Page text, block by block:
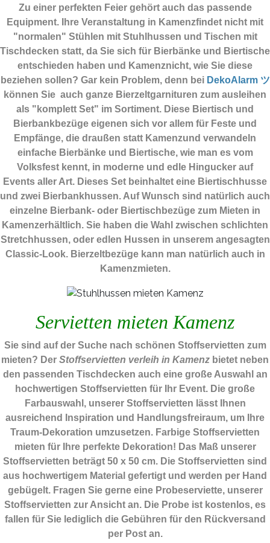
Zu einer perfekten Feier gehört auch das passende
Equipment.
Ihre Veranstaltung in Kamenzfindet nicht mit
"normalen" Stühlen mit Stuhlhussen und Tischen mit
Tischdecken statt, da Sie sich für Bierbänke und Biertische
entschieden haben und Kamenznicht, wie Sie diese
beziehen sollen? Gar kein Problem, denn bei DekoAlarm ツ
können Sie auch ganze Bierzeltgarnituren zum ausleihen
als "komplett Set" im Sortiment. Diese Biertisch und
Bierbankbezüge eigenen sich vor allem für Feste und
Empfänge, die draußen statt Kamenzund verwandeln
einfache Bierbänke und Biertische, wie man es vom
Volksfest kennt, in moderne und edle Hingucker auf
Events aller Art. Dieses Set beinhaltet eine Biertischhusse
und zwei Bierbankhussen. Auf Wunsch sind natürlich auch
einzelne Bierbank- oder Biertischbezüge zum Mieten in
Kamenzerhältlich. Sie haben die Wahl zwischen schlichten
Stretchhussen, oder edlen Hussen in unserem angesagten
Classic-Look. Bierzeltbezüge kann man natürlich auch in
Kamenzmieten.
Servietten mieten Kamenz
Sie sind auf der Suche nach schönen Stoffservietten zum
mieten? Der Stoffservietten verleih in Kamenz bietet neben
den passenden Tischdecken auch eine große Auswahl an
hochwertigen Stoffservietten für Ihr Event. Die große
Farbauswahl, unserer Stoffservietten lässt Ihnen
ausreichend Inspiration und Handlungsfreiraum, um Ihre
Traum-Dekoration umzusetzen. Farbige Stoffservietten
mieten für Ihre perfekte Dekoration! Das Maß unserer
Stoffservietten beträgt 50 x 50 cm. Die Stoffservietten sind
aus hochwertigem Material gefertigt und werden per Hand
gebügelt. Fragen Sie gerne eine Probeserviette, unserer
Stoffservietten zur Ansicht an. Die Probe ist kostenlos, es
fallen für Sie lediglich die Gebühren für den Rückversand
per Post an.